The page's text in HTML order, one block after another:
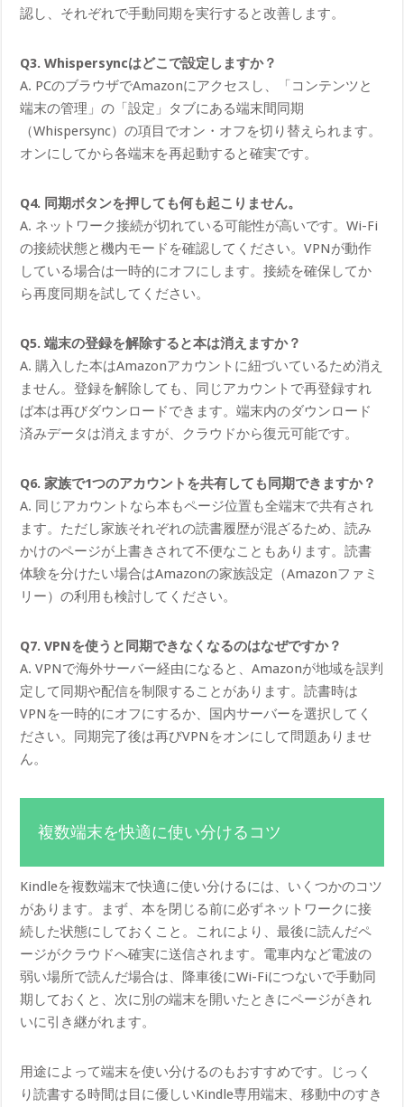
認し、それぞれで手動同期を実行すると改善します。
Q3. Whispersyncはどこで設定しますか？
A. PCのブラウザでAmazonにアクセスし、「コンテンツと
端末の管理」の「設定」タブにある端末間同期
（Whispersync）の項目でオン・オフを切り替えられます。
オンにしてから各端末を再起動すると確実です。
Q4. 同期ボタンを押しても何も起こりません。
A. ネットワーク接続が切れている可能性が高いです。Wi-Fi
の接続状態と機内モードを確認してください。VPNが動作
している場合は一時的にオフにします。接続を確保してか
ら再度同期を試してください。
Q5. 端末の登録を解除すると本は消えますか？
A. 購入した本はAmazonアカウントに紐づいているため消え
ません。登録を解除しても、同じアカウントで再登録すれ
ば本は再びダウンロードできます。端末内のダウンロード
済みデータは消えますが、クラウドから復元可能です。
Q6. 家族で1つのアカウントを共有しても同期できますか？
A. 同じアカウントなら本もページ位置も全端末で共有され
ます。ただし家族それぞれの読書履歴が混ざるため、読み
かけのページが上書きされて不便なこともあります。読書
体験を分けたい場合はAmazonの家族設定（Amazonファミ
リー）の利用も検討してください。
Q7. VPNを使うと同期できなくなるのはなぜですか？
A. VPNで海外サーバー経由になると、Amazonが地域を誤判
定して同期や配信を制限することがあります。読書時は
VPNを一時的にオフにするか、国内サーバーを選択してく
ださい。同期完了後は再びVPNをオンにして問題ありませ
ん。
複数端末を快適に使い分けるコツ
Kindleを複数端末で快適に使い分けるには、いくつかのコツ
があります。まず、本を閉じる前に必ずネットワークに接
続した状態にしておくこと。これにより、最後に読んだペ
ージがクラウドへ確実に送信されます。電車内など電波の
弱い場所で読んだ場合は、降車後にWi-Fiにつないで手動同
期しておくと、次に別の端末を開いたときにページがきれ
いに引き継がれます。
用途によって端末を使い分けるのもおすすめです。じっく
り読書する時間は目に優しいKindle専用端末、移動中のすき